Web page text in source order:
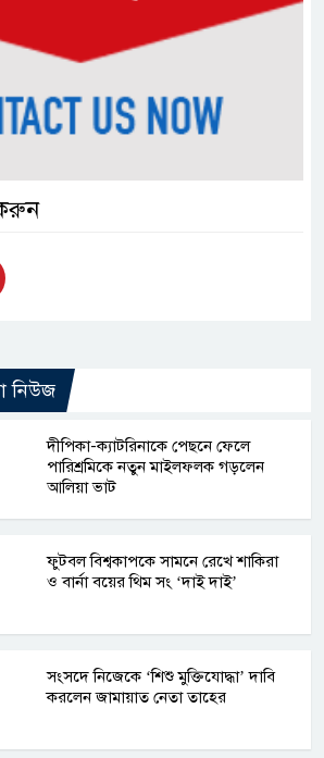
নিউজ
দীপিকা-ক্যাটরিনাকে পেছনে ফেলে
পারিশ্রমিকে নতুন মাইলফলক গড়লেন
আলিয়া ভাট
ফুটবল বিশ্বকাপকে সামনে রেখে শাকিরা
ও বার্না বয়ের থিম সং ‘দাই দাই’
সংসদে নিজেকে ‘শিশু মুক্তিযোদ্ধা’ দাবি
করলেন জামায়াত নেতা তাহের